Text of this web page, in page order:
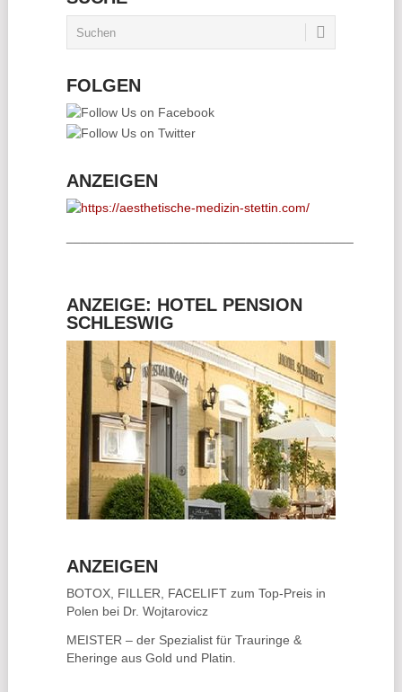
FOLGEN
ANZEIGEN
ANZEIGE: HOTEL PENSION
SCHLESWIG
ANZEIGEN
BOTOX, FILLER, FACELIFTzum Top-Preis in
Polen bei Dr. Wojtarovicz
MEISTER – der Spezialist für Trauringe &
Eheringe aus Gold und Platin.